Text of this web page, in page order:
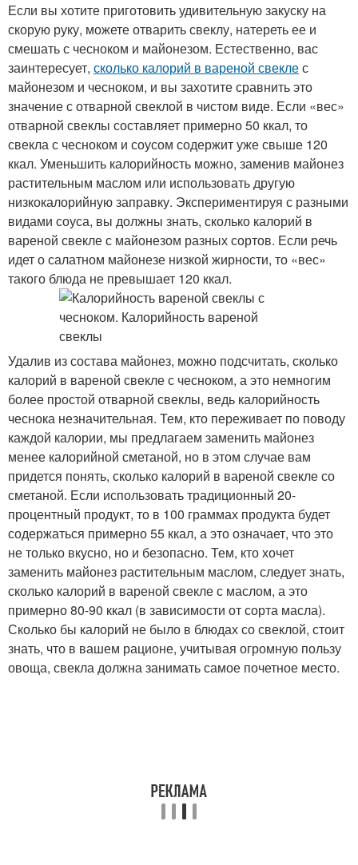
Если вы хотите приготовить удивительную закуску на
скорую руку, можете отварить свеклу, натереть ее и
смешать с чесноком и майонезом. Естественно, вас
заинтересует, сколько калорий в вареной свеклес
майонезом и чесноком, и вы захотите сравнить это
значение с отварной свеклой в чистом виде. Если «вес»
отварной свеклы составляет примерно 50 ккал, то
свекла с чесноком и соусом содержит уже свыше 120
ккал. Уменьшить калорийность можно, заменив майонез
растительным маслом или использовать другую
низкокалорийную заправку. Экспериментируя с разными
видами соуса, вы должны знать, сколько калорий в
вареной свекле с майонезом разных сортов. Если речь
идет о салатном майонезе низкой жирности, то «вес»
такого блюда не превышает 120 ккал.
Удалив из состава майонез, можно подсчитать, сколько
калорий в вареной свекле с чесноком, а это немногим
более простой отварной свеклы, ведь калорийность
чеснока незначительная. Тем, кто переживает по поводу
каждой калории, мы предлагаем заменить майонез
менее калорийной сметаной, но в этом случае вам
придется понять, сколько калорий в вареной свекле со
сметаной. Если использовать традиционный 20-
процентный продукт, то в 100 граммах продукта будет
содержаться примерно 55 ккал, а это означает, что это
не только вкусно, но и безопасно. Тем, кто хочет
заменить майонез растительным маслом, следует знать,
сколько калорий в вареной свекле с маслом, а это
примерно 80-90 ккал (в зависимости от сорта масла).
Сколько бы калорий не было в блюдах со свеклой, стоит
знать, что в вашем рационе, учитывая огромную пользу
овоща, свекла должна занимать самое почетное место.